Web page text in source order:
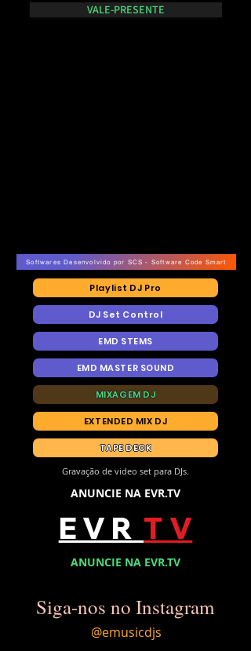
VALE-PRESENTE
Softwares Desenvolvido por SCS - Software Code Smart
Playlist DJ Pro
DJ Set Control
EMD STEMS
EMD MASTER SOUND
MIXAGEM DJ
EXTENDED MIX DJ
TAPE DECK
Gravação de video set para DJs.
ANUNCIE NA EVR.TV
E V R T V
ANUNCIE NA EVR.TV
Siga-nos no Instagram
@emusicdjs